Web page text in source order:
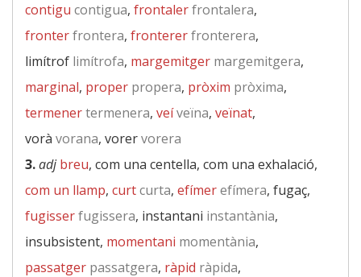
contigu contigua, frontalerfrontalera,
fronterfrontera, frontererfronterera,
limítrof limítrofa, margemitger margemitgera,
marginal, proper propera, pròxim pròxima,
termenertermenera, veíveïna, veïnat,
vorà vorana, vorervorera
3.adj breu, com una centella, com una exhalació,
com un llamp, curtcurta, efímerefímera, fugaç,
fugisserfugissera, instantani instantània,
insubsistent, momentani momentània,
passatger passatgera, ràpid ràpida,